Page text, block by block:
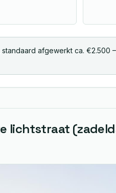
afgewerkt ca.
lichtstraat